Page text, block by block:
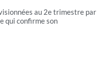
au 2e trimestre par
qui confirme son